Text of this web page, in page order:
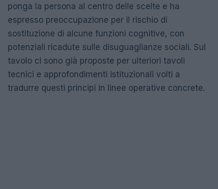
ponga la persona al centro delle scelte e ha
espresso preoccupazione per il rischio di
sostituzione di alcune funzioni cognitive, con
potenziali ricadute sulle disuguaglianze sociali. Sul
tavolo ci sono già proposte per ulteriori tavoli
tecnici e approfondimenti istituzionali volti a
tradurre questi principi in linee operative concrete.